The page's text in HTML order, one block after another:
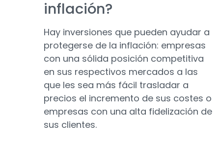
inflación?
Hay inversiones que pueden ayudar a
protegerse de la inflación: empresas
con una sólida posición competitiva
en sus respectivos mercados a las
que les sea más fácil trasladar a
precios el incremento de sus costes o
empresas con una alta fidelización de
sus clientes.